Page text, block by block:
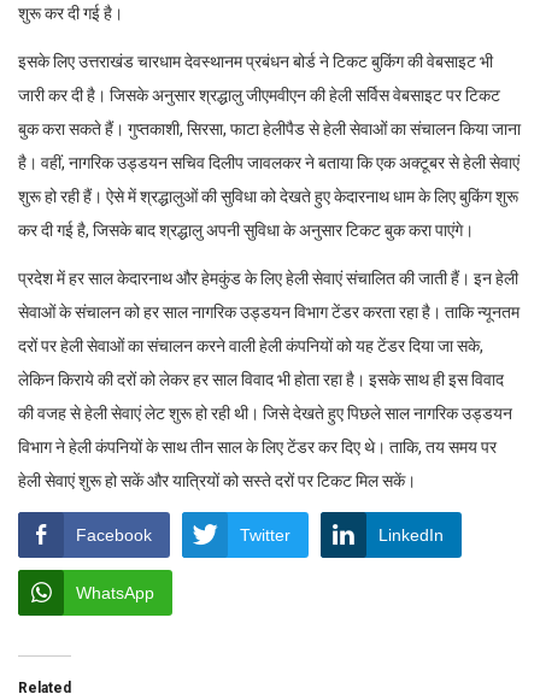
शुरू कर दी गई है।
इसके लिए उत्तराखंड चारधाम देवस्थानम प्रबंधन बोर्ड ने टिकट बुकिंग की वेबसाइट भी
जारी कर दी है। जिसके अनुसार श्रद्धालु जीएमवीएन की हेली सर्विस वेबसाइट पर टिकट
बुक करा सकते हैं। गुप्तकाशी, सिरसा, फाटा हेलीपैड से हेली सेवाओं का संचालन किया जाना
है। वहीं, नागरिक उड्डयन सचिव दिलीप जावलकर ने बताया कि एक अक्टूबर से हेली सेवाएं
शुरू हो रही हैं। ऐसे में श्रद्धालुओं की सुविधा को देखते हुए केदारनाथ धाम के लिए बुकिंग शुरू
कर दी गई है, जिसके बाद श्रद्धालु अपनी सुविधा के अनुसार टिकट बुक करा पाएंगे।
प्रदेश में हर साल केदारनाथ और हेमकुंड के लिए हेली सेवाएं संचालित की जाती हैं। इन हेली
सेवाओं के संचालन को हर साल नागरिक उड्डयन विभाग टेंडर करता रहा है। ताकि न्यूनतम
दरों पर हेली सेवाओं का संचालन करने वाली हेली कंपनियों को यह टेंडर दिया जा सके,
लेकिन किराये की दरों को लेकर हर साल विवाद भी होता रहा है। इसके साथ ही इस विवाद
की वजह से हेली सेवाएं लेट शुरू हो रही थी। जिसे देखते हुए पिछले साल नागरिक उड्डयन
विभाग ने हेली कंपनियों के साथ तीन साल के लिए टेंडर कर दिए थे। ताकि, तय समय पर
हेली सेवाएं शुरू हो सकें और यात्रियों को सस्ते दरों पर टिकट मिल सकें।
Facebook Twitter LinkedIn
WhatsApp
Related